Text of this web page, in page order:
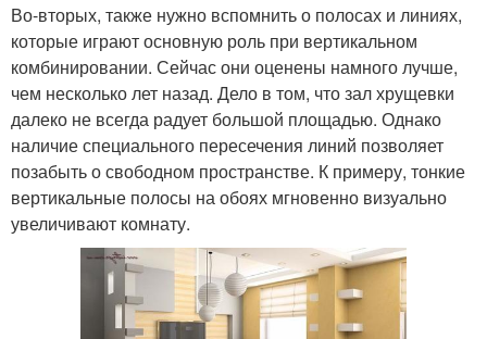
Во-вторых, также нужно вспомнить о полосах и линиях,
которые играют основную роль при вертикальном
комбинировании. Сейчас они оценены намного лучше,
чем несколько лет назад. Дело в том, что зал хрущевки
далеко не всегда радует большой площадью. Однако
наличие специального пересечения линий позволяет
позабыть о свободном пространстве. К примеру, тонкие
вертикальные полосы на обоях мгновенно визуально
увеличивают комнату.